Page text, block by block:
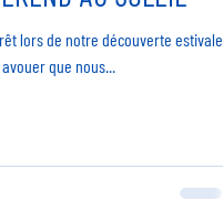
lors de notre découverte estivale
que nous...